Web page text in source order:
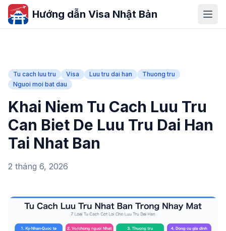
Hướng dẫn Visa Nhật Bản
Tu cach luu tru Visa Luu tru dai han
Thuong tru
Nguoi moi bat dau
Khai Niem Tu Cach Luu Tru
Can Biet De Luu Tru Dai Han
Tai Nhat Ban
2 tháng 6, 2026